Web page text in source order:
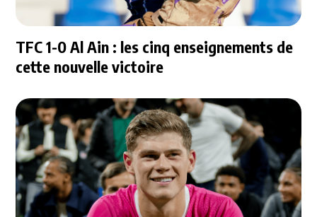
TFC 1-0 Al Ain : les cinq enseignements de
cette nouvelle victoire